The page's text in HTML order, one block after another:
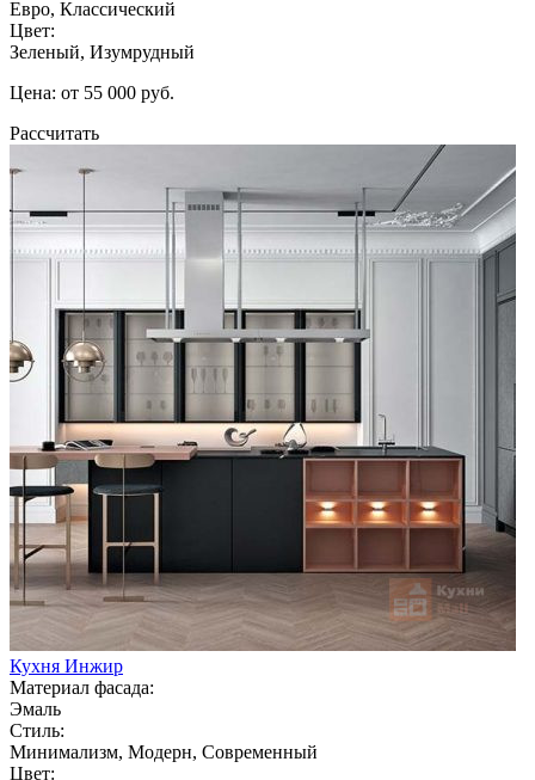
Евро, Классический
Цвет:
Зеленый, Изумрудный
Цена: от 55 000 руб.
Рассчитать
Кухня Инжир
Материал фасада:
Эмаль
Стиль:
Минимализм, Модерн, Современный
Цвет: